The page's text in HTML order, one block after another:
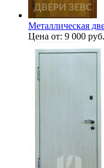
Металлическая
Цена от: 9 000 руб.